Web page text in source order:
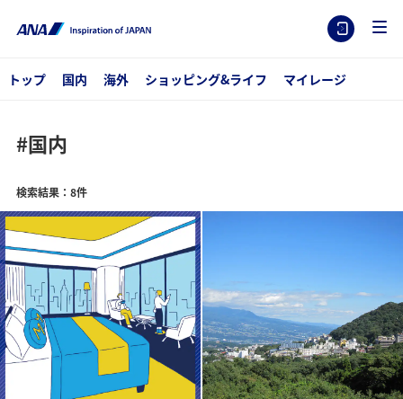
トップ 国内 海外 ショッピング&ライフ マイレージ
#国内
検索結果：8件